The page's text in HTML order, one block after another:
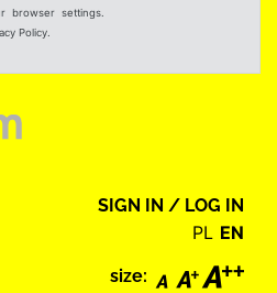
browser settings.
Policy.
SIGN IN / LOG IN
PL EN
size: